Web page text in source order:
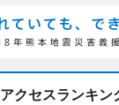
アクセスランキン